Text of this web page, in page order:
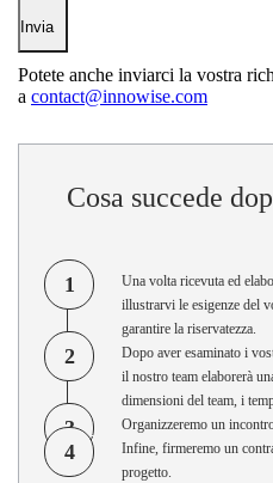
Potete anche inviarci la vostra
a contact@innowise.com
Cosa succede
1
Una volta ricevuta ed
illustrarvi le esigenze del
garantire la riservatezza.
2
Dopo aver esaminato i
il nostro team elaborerà
dimensioni del team, i
3 Organizzeremo un
4
Infine, firmeremo un
progetto.